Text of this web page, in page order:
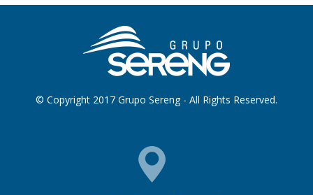
© Copyright 2017 Grupo Sereng - All Rights Reserved.